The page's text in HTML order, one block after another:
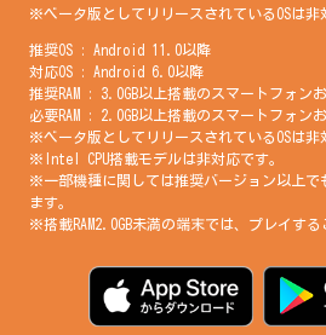
※ベータ版としてリリースされているOSは非
推奨OS : Android 11.0以降
対応OS : Android 6.0以降
推奨RAM : 3.0GB以上搭載のスマートフォン
必要RAM : 2.0GB以上搭載のスマートフォン
※ベータ版としてリリースされているOSは非
※Intel CPU搭載モデルは非対応です。
※一部機種に関しては推奨バージョン以上で
ます。
※搭載RAM2.0GB未満の端末では、プレイする